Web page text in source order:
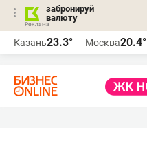
забронируй
валюту
Казань23.3° Москва20.4°